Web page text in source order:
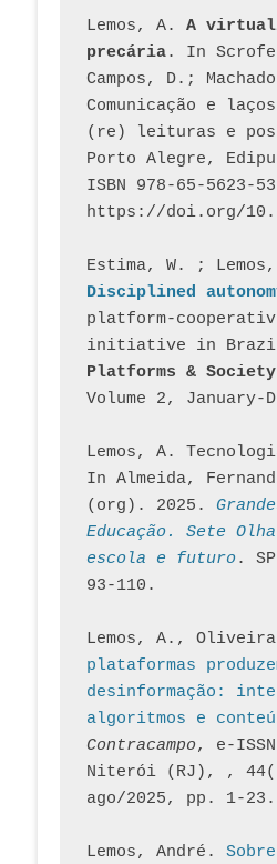
Lemos, A. A
precária. In
Campos, D.;
Comunicação e
(re) leituras e
Porto Alegre,
ISBN 978-65-5623-
https://doi.org/
Estima, W. ;
Disciplined
platform-
initiative in
Platforms & Society
Volume 2, January-
Lemos, A.
In Almeida,
(org). 2025.
Educação. Sete
escola e futuro.
93-110.
Lemos, A.,
plataformas
desinformação:
algoritmos e
Contracampo, e-
Niterói (RJ), ,
ago/2025, pp. 1-23.
Lemos, André.